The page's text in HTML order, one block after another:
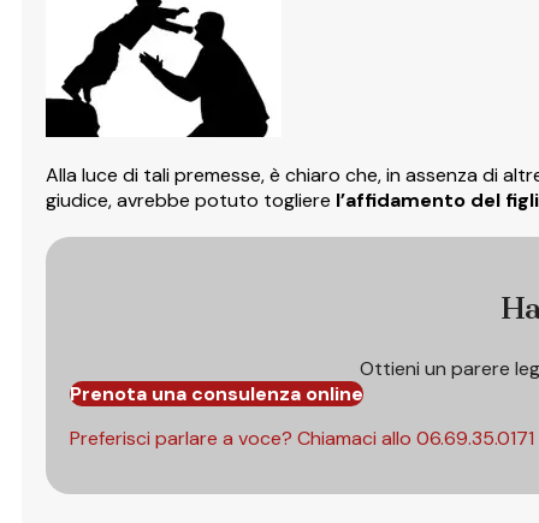
Alla luce di tali premesse, è chiaro che, in assenza di
giudice, avrebbe potuto togliere l’affidamento del
Ottieni un parere
Prenota una consulenza online
Preferisci parlare a voce? Chiamaci allo 06.69.35.0171